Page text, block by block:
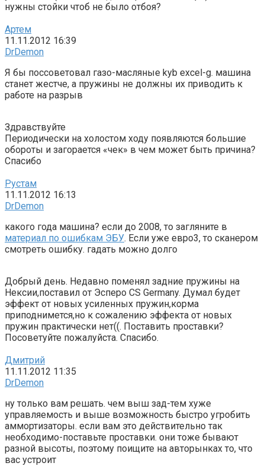
нужны стойки чтоб не было отбоя?
Артем
11.11.2012 16:39
DrDemon
Я бы поссоветовал газо-масляные kyb excel-g. машина
станет жестче, а пружины не должны их приводить к
работе на разрыв
Здравствуйте
Периодически на холостом ходу появляются большие
обороты и загорается «чек» в чем может быть причина?
Спасибо
Рустам
11.11.2012 16:13
DrDemon
какого года машина? если до 2008, то загляните в
материал по ошибкам ЭБУ. Если уже евро3, то сканером
смотреть ошибку. гадать можно долго
Добрый день. Недавно поменял задние пружины на
Нексии,поставил от Эсперо CS Germany. Думал будет
эффект от новых усиленных пружин,корма
приподнимется,но к сожалению эффекта от новых
пружин практически нет((. Поставить проставки?
Посоветуйте пожалуйста. Спасибо.
Дмитрий
11.11.2012 11:35
DrDemon
ну только вам решать. чем выш зад-тем хуже
управляемость и выше возможность быстро угробить
аммортизаторы. если вам это действительно так
необходимо-поставьте проставки. они тоже бывают
разной высоты, поэтому поищите на авторынках то, что
вас устроит